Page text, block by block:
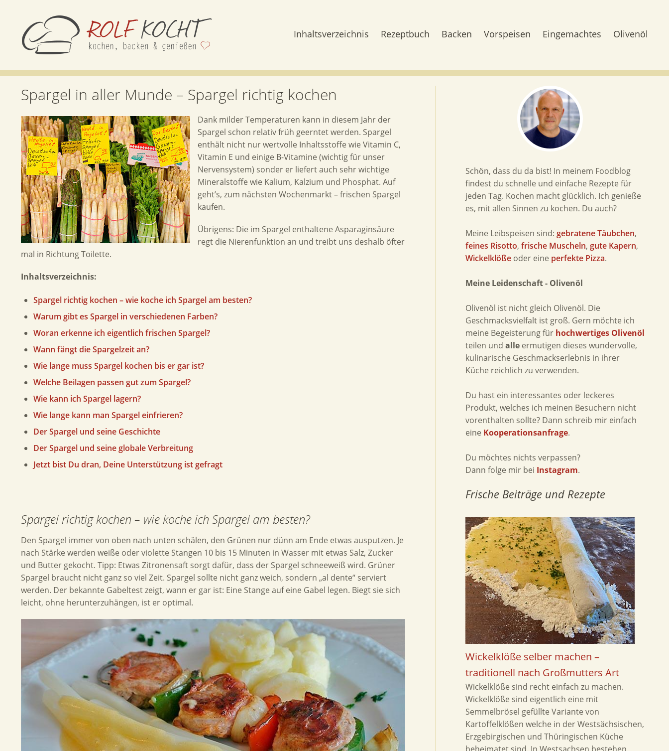
Inhaltsverzeichnis Rezeptbuch Backen Vorspeisen Eingemachtes Olivenöl
Spargel in aller Munde – Spargel richtig kochen
Dank milder Temperaturen kann in diesem Jahr der
Spargel schon relativ früh geerntet werden. Spargel
enthält nicht nur wertvolle Inhaltsstoffe wie Vitamin C,
Vitamin E und einige B-Vitamine (wichtig für unser
Nervensystem) sonder er liefert auch sehr wichtige
Mineralstoffe wie Kalium, Kalzium und Phosphat. Auf
geht’s, zum nächsten Wochenmarkt – frischen Spargel
kaufen.
Übrigens: Die im Spargel enthaltene Asparaginsäure
regt die Nierenfunktion an und treibt uns deshalb öfter
mal in Richtung Toilette.
Inhaltsverzeichnis:
Spargel richtig kochen – wie koche ich Spargel am besten?
Warum gibt es Spargel in verschiedenen Farben?
Woran erkenne ich eigentlich frischen Spargel?
Wann fängt die Spargelzeit an?
Wie lange muss Spargel kochen bis er gar ist?
Welche Beilagen passen gut zum Spargel?
Wie kann ich Spargel lagern?
Wie lange kann man Spargel einfrieren?
Der Spargel und seine Geschichte
Der Spargel und seine globale Verbreitung
Jetzt bist Du dran, Deine Unterstützung ist gefragt
Spargel richtig kochen – wie koche ich Spargel am besten?
Den Spargel immer von oben nach unten schälen, den Grünen nur dünn am Ende etwas ausputzen. Je
nach Stärke werden weiße oder violette Stangen 10 bis 15 Minuten in Wasser mit etwas Salz, Zucker
und Butter gekocht. Tipp: Etwas Zitronensaft sorgt dafür, dass der Spargel schneeweiß wird. Grüner
Spargel braucht nicht ganz so viel Zeit. Spargel sollte nicht ganz weich, sondern „al dente“ serviert
werden. Der bekannte Gabeltest zeigt, wann er gar ist: Eine Stange auf eine Gabel legen. Biegt sie sich
leicht, ohne herunterzuhängen, ist er optimal.
Schön, dass du da bist! In meinem Foodblog
findest du schnelle und einfache Rezepte für
jeden Tag. Kochen macht glücklich. Ich genieße
es, mit allen Sinnen zu kochen. Du auch?
Meine Leibspeisen sind: gebratene Täubchen,
feines Risotto, frische Muscheln, gute Kapern,
Wickelklößeoder eine perfekte Pizza.
Meine Leidenschaft - Olivenöl
Olivenöl ist nicht gleich Olivenöl. Die
Geschmacksvielfalt ist groß. Gern möchte ich
meine Begeisterung für hochwertiges Olivenöl
teilen und alleermutigen dieses wundervolle,
kulinarische Geschmackserlebnis in ihrer
Küche reichlich zu verwenden.
Du hast ein interessantes oder leckeres
Produkt, welches ich meinen Besuchern nicht
vorenthalten sollte? Dann schreib mir einfach
eine Kooperationsanfrage.
Du möchtes nichts verpassen?
Dann folge mir bei Instagram.
Frische Beiträge und Rezepte
Wickelklöße selber machen –
traditionell nach Großmutters Art
Wickelklöße sind recht einfach zu machen.
Wickelklöße sind eigentlich eine mit
Semmelbrösel gefüllte Variante von
Kartoffelklößen welche in der Westsächsischen,
Erzgebirgischen und Thüringischen Küche